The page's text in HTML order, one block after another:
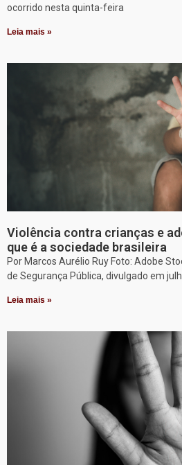
ocorrido nesta quinta-feira
Leia mais »
Violência contra crianças e
que é a sociedade brasileira
Por Marcos Aurélio Ruy Foto: Adobe
de Segurança Pública, divulgado em
Leia mais »